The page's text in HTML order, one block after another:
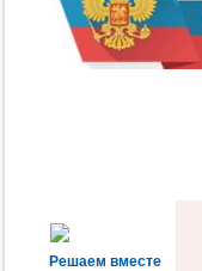
Решаем вместе